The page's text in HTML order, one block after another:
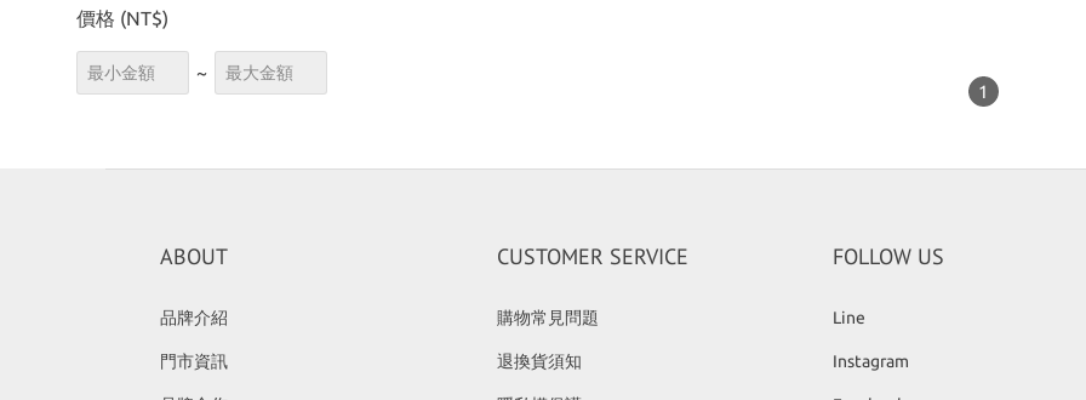
價格 (NT$)
~
1
ABOUT
品牌介紹
門市資訊
CUSTOMER SERVICE
購物常見問題
退換貨須知
FOLLOW US
Line
Instagram